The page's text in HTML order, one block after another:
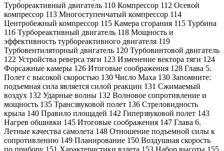
Турбореактивный двигатель 110 Компрессор 112 Осевой
компрессор 113 Многоступенчатый компрессор 114
Центробежный компрессор 115 Камера сгорания 115 Турбина
116 Турбореактивный двигатель 118 Мощность и
эффективность турбореактивного двигателя 119
Турбовентиляторный двигатель 120 Турбовинтовой двигатель
122 Устройства реверса тяги 123 Изменение вектора тяги 124
Форсажные камеры 126 Итоговые соображения 128 Глава 5.
Полет с высокой скоростью 130 Число Маха 130 Запомните:
подъемная сила является силой реакции 131 Сжимаемый
воздух 132 Ударные волны 132 Волновое сопротивление и
мощность 135 Трансзвуковой полет 136 Стреловидность
крыла 140 Правило площадей 142 Гиперзвуковой полет 143
Нагрев обшивки 145 Итоговые соображения 147 Глава 6.
Летные качества самолета 148 Отношение подъемной силы к
сопротивлению 149 Планирование 150 Воздушная скорость
по прибору 151 Характеристики взлета 153 Набор высоты 155